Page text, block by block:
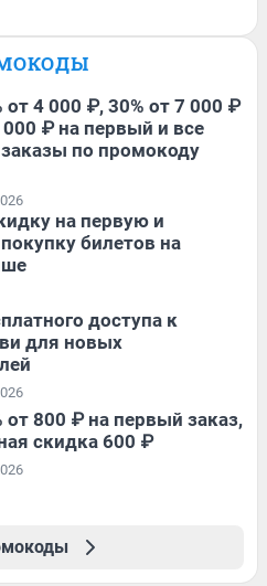
от 4 000 ₽, 30% от 7 000 ₽
000 ₽ на первый и все
по промокоду
на первую и
билетов на
доступа к
для новых
от 800 ₽ на первый заказ,
скидка 600 ₽